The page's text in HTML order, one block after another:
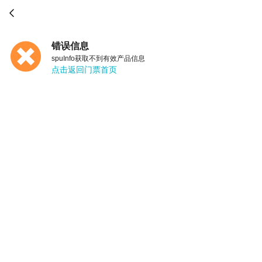

错误信息
spuInfo获取不到有效产品信息
点击返回门票首页